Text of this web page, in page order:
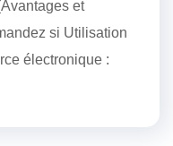
et
si Utilisation
électronique :